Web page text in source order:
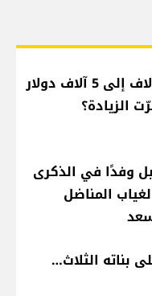
راتب النائب من 3 آلاف إلى 5 آلاف دولار
الزيادة؟
وفدًا في الذكرى
المناضل
بناته الثلاث…